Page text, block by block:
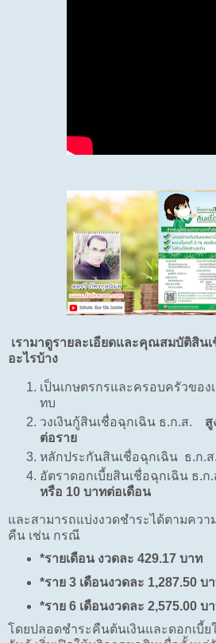
เรามาดูรายละเอียดและคุณสมบัติสิน
อะไรบ้าง
เป็นเกษตรกรและครอบครัวของ
ทบ
วงเงินกู้สินเชื่อฉุกเฉิน ธ.ก.ส. สู
ต่อราย
หลักประกันสินเชื่อฉุกเฉิน ธ.
อัตราดอกเบี้ยสินเชื่อฉุกเฉิน ธ.
หรือ 10 บาทต่อเดือน
และสามารถแบ่งงวดชำระได้ตามควา
คืน เช่น กรณี
*รายเดือน งวดละ 429.17 บาท
*ราย 3 เดือนงวดละ 1,287.50 บ
*ราย 6 เดือนงวดละ 2,575.00 บ
โดยปลอดชำระคืนต้นเงินและดอกเบี้ย